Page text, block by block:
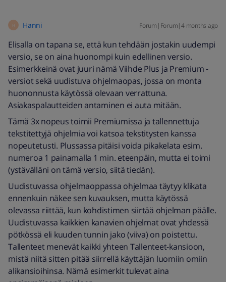
H Hanni Forum|Forum|4 months ago
Elisalla on tapana se, että kun tehdään jostakin uudempi
versio, se on aina huonompi kuin edellinen versio.
Esimerkkeinä ovat juuri nämä Viihde Plus ja Premium -
versiot sekä uudistuva ohjelmaopas, jossa on monta
huononnusta käytössä olevaan verrattuna.
Asiakaspalautteiden antaminen ei auta mitään.
Tämä 3x nopeus toimii Premiumissa ja tallennettuja
tekstitettyjä ohjelmia voi katsoa tekstitysten kanssa
nopeutetusti. Plussassa pitäisi voida pikakelata esim.
numeroa 1 painamalla 1 min. eteenpäin, mutta ei toimi
(ystävälläni on tämä versio, siitä tiedän).
Uudistuvassa ohjelmaoppassa ohjelmaa täytyy klikata
ennenkuin näkee sen kuvauksen, mutta käytössä
olevassa riittää, kun kohdistimen siirtää ohjelman päälle.
Uudistuvassa kaikkien kanavien ohjelmat ovat yhdessä
pötkössä eli kuuden tunnin jako (viiva) on poistettu.
Tallenteet menevät kaikki yhteen Tallenteet-kansioon,
mistä niitä sitten pitää siirrellä käyttäjän luomiin omiin
alikansioihinsa. Nämä esimerkit tulevat aina